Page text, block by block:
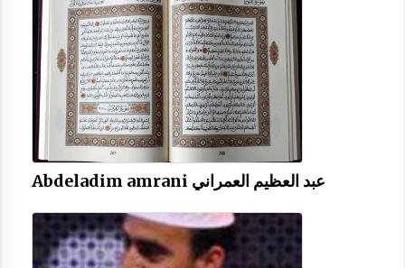
Abdeladim amrani عبد العظيم العمراني